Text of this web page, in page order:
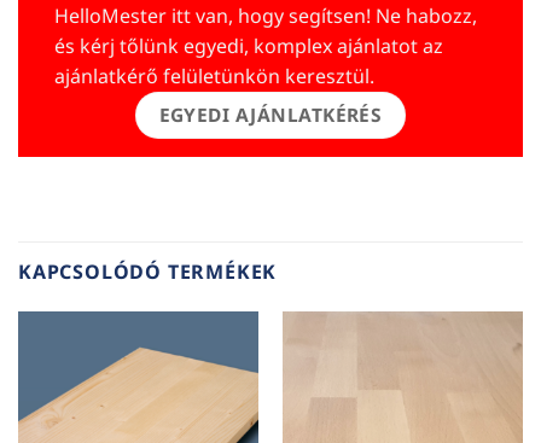
HelloMester itt van, hogy segítsen! Ne habozz,
és kérj tőlünk egyedi, komplex ajánlatot az
ajánlatkérő felületünkön keresztül.
EGYEDI AJÁNLATKÉRÉS
KAPCSOLÓDÓ TERMÉKEK